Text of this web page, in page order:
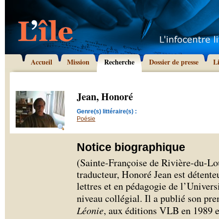
Accueil Mission Recherche Dossier de presse
Jean, Honoré
Genre(s) littéraire(s) :
Poésie
Notice biographique
(Sainte-Françoise de Rivière-du-
traducteur, Honoré Jean est
lettres et en pédagogie de
niveau collégial. Il a publié son
Léonie, aux éditions VLB en 1989